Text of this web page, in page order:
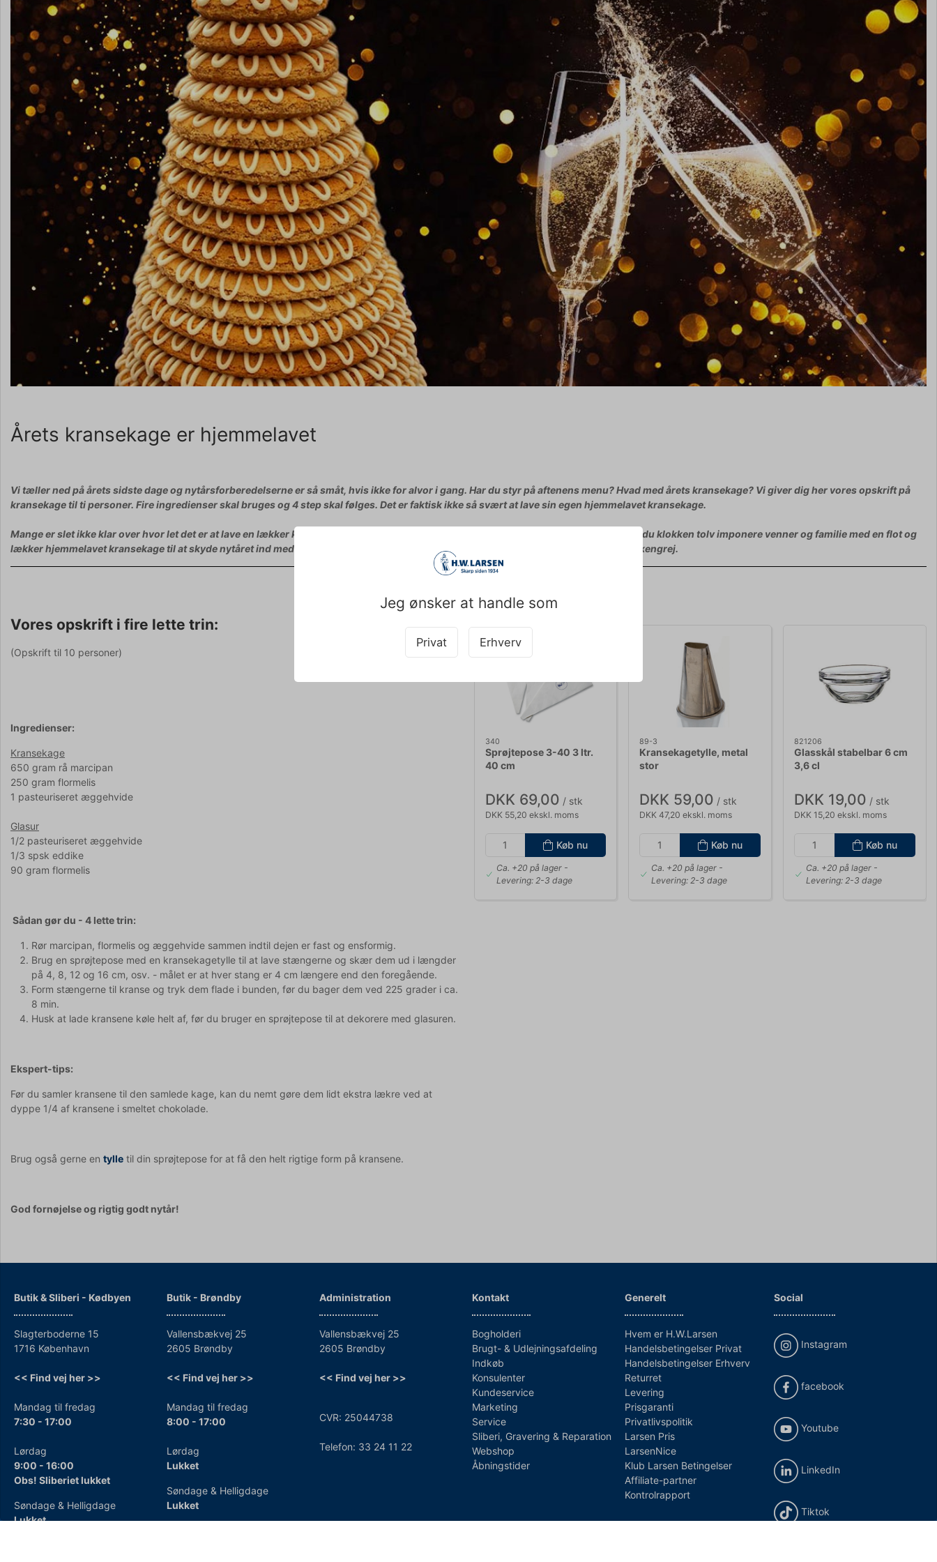
Jeg ønsker at handle som
Privat Erhverv
Årets kransekage er hjemmelavet
Vi tæller ned på årets sidste dage og nytårsforberedelserne er så småt, hvis ikke for alvor i gang. Har du styr på aftenens menu? Hvad med årets kransekage? Vi giver dig her vores opskrift på
kransekage til ti personer. Fire ingredienser skal bruges og 4 step skal følges. Det er faktisk ikke så svært at lave sin egen hjemmelavet kransekage.
Mange er slet ikke klar over hvor let det er at lave en lækker kransekage. Med ganske få ingredienser og det rigtige køkkenudstyr, kan du klokken tolv imponere venner og familie med en flot og
lækker hjemmelavet kransekage til at skyde nytåret ind med. Du finder vores opskrift herunder sammen med 4 stykker essentielt køkkengrej.
Vores opskrift i fire lette trin:
(Opskrift til 10 personer)
Ingredienser:
Kransekage
650 gram rå marcipan
250 gram flormelis
1 pasteuriseret æggehvide
Glasur
1/2 pasteuriseret æggehvide
1/3 spsk eddike
90 gram flormelis
Sådan gør du - 4 lette trin:
Rør marcipan, flormelis og æggehvide sammen indtil dejen er fast og ensformig.
Brug en sprøjtepose med en kransekagetylle til at lave stængerne og skær dem ud i længder
på 4, 8, 12 og 16 cm, osv. - målet er at hver stang er 4 cm længere end den foregående.
Form stængerne til kranse og tryk dem flade i bunden, før du bager dem ved 225 grader i ca.
8 min.
Husk at lade kransene køle helt af, før du bruger en sprøjtepose til at dekorere med glasuren.
Ekspert-tips:
Før du samler kransene til den samlede kage, kan du nemt gøre dem lidt ekstra lækre ved at
dyppe 1/4 af kransene i smeltet chokolade.
Brug også gerne en tylle til din sprøjtepose for at få den helt rigtige form på kransene.
God fornøjelse og rigtig godt nytår!
340
Sprøjtepose 3-40 3 ltr.
40 cm
DKK 69,00 / stk
DKK 55,20 ekskl. moms
Køb nu
Ca. +20 på lager -
Levering: 2-3 dage
89-3
Kransekagetylle, metal
stor
DKK 59,00 / stk
DKK 47,20 ekskl. moms
Køb nu
Ca. +20 på lager -
Levering: 2-3 dage
821206
Glasskål stabelbar 6 cm
3,6 cl
DKK 19,00 / stk
DKK 15,20 ekskl. moms
Køb nu
Ca. +20 på lager-
Levering: 2-3 dage
Butik & Sliberi - Kødbyen
Slagterboderne 15
1716 København
<< Find vej her >>
Mandag til fredag
7:30 - 17:00
Lørdag
9:00 - 16:00
Obs! Sliberiet lukket
Søndage & Helligdage
Lukket
Butik - Brøndby
Vallensbækvej 25
2605 Brøndby
<< Find vej her >>
Mandag til fredag
8:00 - 17:00
Lørdag
Lukket
Søndage & Helligdage
Lukket
Administration
Vallensbækvej 25
2605 Brøndby
<< Find vej her >>
CVR: 25044738
Telefon: 33 24 11 22
Kontakt
Bogholderi
Brugt- & Udlejningsafdeling
Indkøb
Konsulenter
Kundeservice
Marketing
Service
Sliberi, Gravering & Reparation
Webshop
Åbningstider
Generelt
Hvem er H.W.Larsen
Handelsbetingelser Privat
Handelsbetingelser Erhverv
Returret
Levering
Prisgaranti
Privatlivspolitik
Larsen Pris
LarsenNice
Klub Larsen Betingelser
Affiliate-partner
Kontrolrapport
Social
Instagram
facebook
Youtube
LinkedIn
Tiktok